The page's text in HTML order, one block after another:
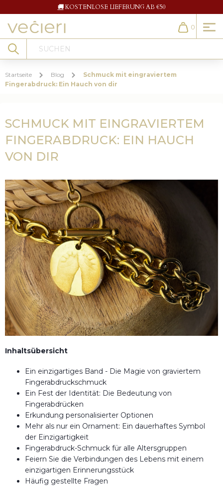
🚚KOSTENLOSE LIEFERUNG AB €50
Search
Cart
0
Startseite Blog
Schmuck mit eingraviertem
Fingerabdruck: Ein Hauch von dir
SCHMUCK MIT EINGRAVIERTEM
FINGERABDRUCK: EIN HAUCH
VON DIR
Inhaltsübersicht
Ein einzigartiges Band - Die Magie von graviertem
Fingerabdruckschmuck
Ein Fest der Identität: Die Bedeutung von
Fingerabdrücken
Erkundung personalisierter Optionen
Mehr als nur ein Ornament: Ein dauerhaftes Symbol
der Einzigartigkeit
Fingerabdruck-Schmuck für alle Altersgruppen
Feiern Sie die Verbindungen des Lebens mit einem
einzigartigen Erinnerungsstück
Häufig gestellte Fragen